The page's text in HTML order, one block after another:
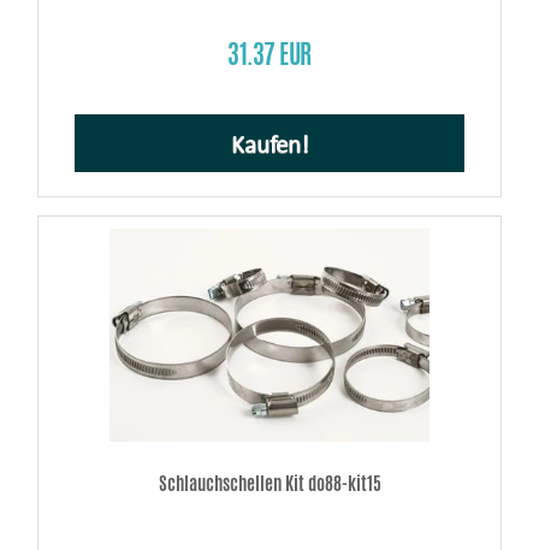
31.37 EUR
Kaufen!
Schlauchschellen Kit do88-kit15